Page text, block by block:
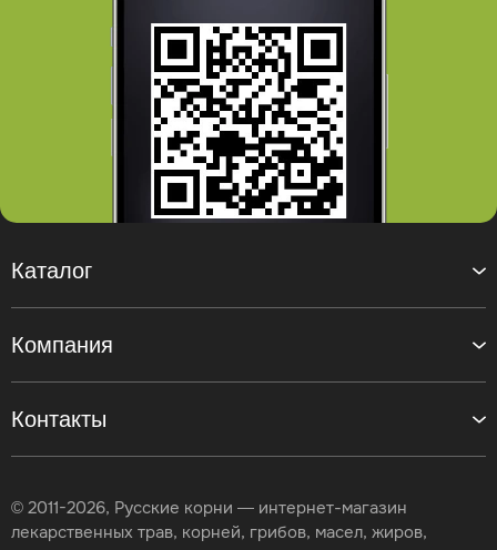
Контакты
Каталог
Компания
© 2011-2026, Русские корни — интернет-магазин
лекарственных трав, корней, грибов, масел, жиров,